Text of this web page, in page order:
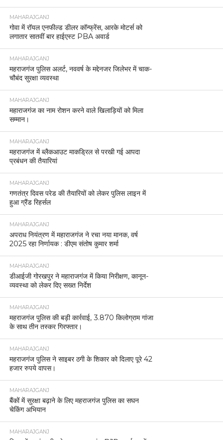
MAHARAJGANJ
गोवा में रॉयल एनफील्ड डीलर कॉन्फ्रेंस, आरके मोटर्स को
लगातार सातवीं बार हाईएस्ट PBA अवार्ड
MAHARAJGANJ
महराजगंज पुलिस अलर्ट, नववर्ष के मद्देनजर जिलेभर में चाक-
चौबंद सुरक्षा व्यवस्था
MAHARAJGANJ
महाराजगंज का नाम रोशन करने वाले खिलाड़ियों को मिला
सम्मान।
MAHARAJGANJ
महराजगंज में ब्लैकआउट माकड्रिल से परखी गई आपदा
प्रबंधन की तैयारियां
MAHARAJGANJ
गणतंत्र दिवस परेड की तैयारियों को लेकर पुलिस लाइन में
हुआ ग्रैंड रिहर्सल
MAHARAJGANJ
अपराध नियंत्रण में महाराजगंज ने रचा नया मानक, वर्ष
2025 रहा निर्णायक : डीएम संतोष कुमार शर्मा
MAHARAJGANJ
डीआईजी गोरखपुर ने महाराजगंज में किया निरीक्षण, कानून-
व्यवस्था को लेकर दिए सख्त निर्देश
MAHARAJGANJ
महराजगंज पुलिस की बड़ी कार्रवाई, 3.870 किलोग्राम गांजा
के साथ तीन तस्कर गिरफ्तार।
MAHARAJGANJ
महराजगंज पुलिस ने साइबर ठगी के शिकार को दिलाए पूरे 42
हजार रुपये वापस।
MAHARAJGANJ
बैंकों में सुरक्षा बढ़ाने के लिए महराजगंज पुलिस का सघन
चेकिंग अभियान
MAHARAJGANJ